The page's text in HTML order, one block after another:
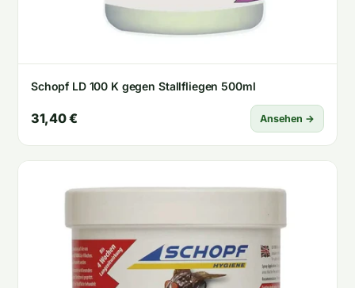
Schopf LD 100 K gegen Stallfliegen 500ml
31,40 € Ansehen →